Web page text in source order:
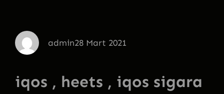
admin28 Mart 2021
iqos , heets , iqos sigara